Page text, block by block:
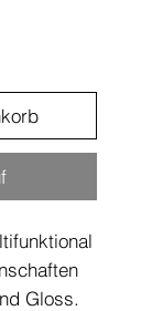
Gloss.